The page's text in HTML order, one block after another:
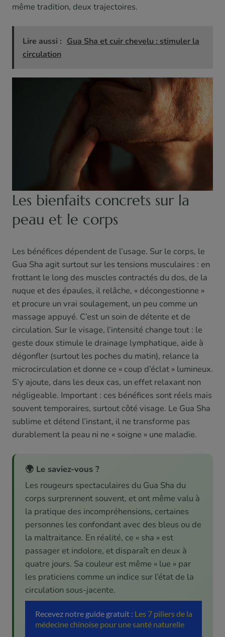
même tradition, deux trajectoires.
Lire aussi : Gua Sha et cuir chevelu : stimuler la
circulation
Les bienfaits concrets sur la
peau et le corps
Les bénéfices dépendent de l’usage. Sur le corps, le
Gua Sha agit surtout sur les tensions musculaires : en
frottant le long des muscles contractés du dos, de la
nuque et des épaules, il relâche, « décongestionne »
et procure un vrai soulagement, un peu comme un
massage appuyé. C’est un soin de détente et de
circulation. Sur le visage, l’intensité change tout : le
geste doux stimule le drainage lymphatique, aide à
dégonfler (surtout les poches du matin), relance la
microcirculation et donne ce « coup d’éclat » lumineux.
S’y ajoute, dans les deux cas, un effet relaxant non
négligeable. Important : ces bénéfices sont réels mais
souvent temporaires, surtout côté visage. Le Gua Sha
sublime et détend l’instant, il ne transforme pas
durablement la peau ni ne « soigne » une maladie.
🌍 Le saviez-vous ?
Les rougeurs spectaculaires du Gua Sha du
corps surprennent souvent, et ont même valu à
la pratique des incompréhensions, certaines
personnes les confondant avec des bleus ou de
la maltraitance. En réalité, ce « sha » est
passager et indolore, et disparaît en deux à
quatre jours. Sa couleur est même « lue » par
les praticiens comme un indice sur l’état de la
circulation sous-jacente.